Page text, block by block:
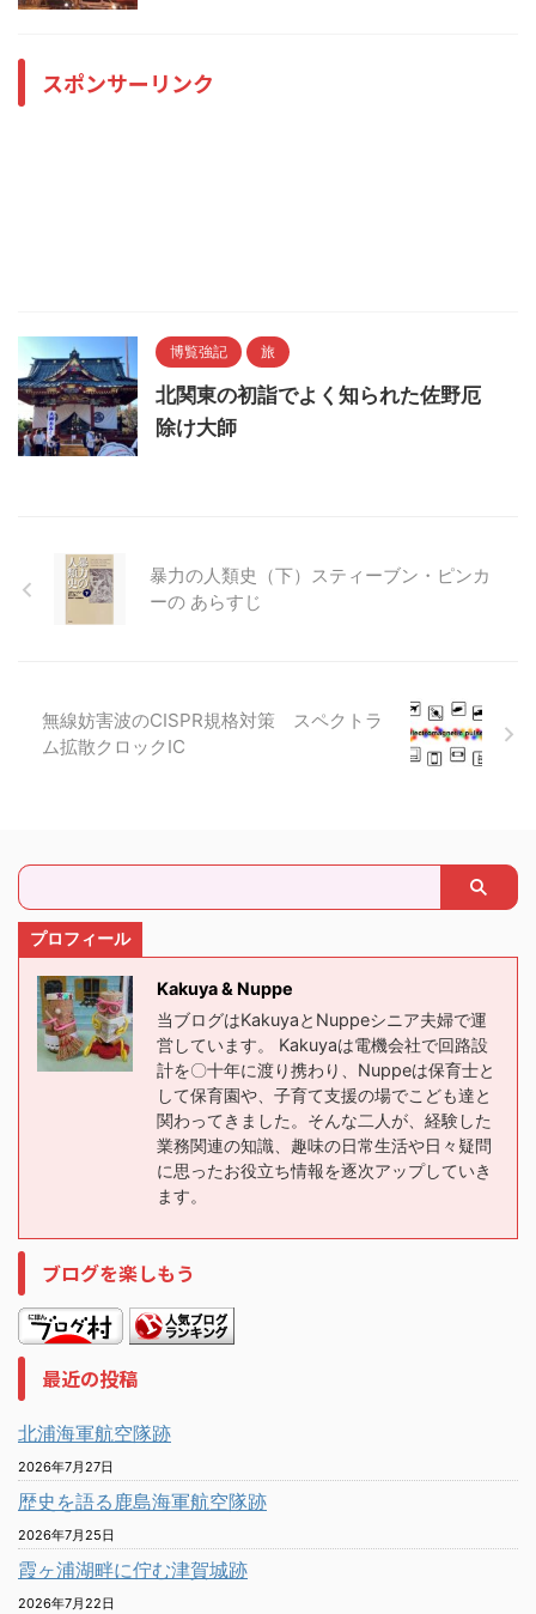
スポンサーリンク
博覧強記 旅
北関東の初詣でよく知られた佐野厄
除け大師
暴力の人類史（下）スティーブン・ピンカ
ーの あらすじ
無線妨害波のCISPR規格対策 スペクトラ
ム拡散クロックIC
プロフィール
Kakuya & Nuppe
当ブログはKakuyaとNuppeシニア夫婦で運
営しています。 Kakuyaは電機会社で回路設
計を〇十年に渡り携わり、Nuppeは保育士と
して保育園や、子育て支援の場でこども達と
関わってきました。そんな二人が、経験した
業務関連の知識、趣味の日常生活や日々疑問
に思ったお役立ち情報を逐次アップしていき
ます。
ブログを楽しもう
最近の投稿
北浦海軍航空隊跡
2026年7月27日
歴史を語る鹿島海軍航空隊跡
2026年7月25日
霞ヶ浦湖畔に佇む津賀城跡
2026年7月22日